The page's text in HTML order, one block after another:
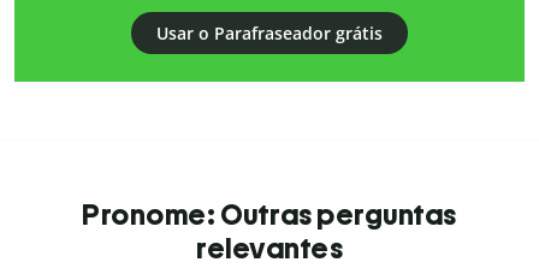
Usar o Parafraseador grátis
Pronome: Outras perguntas
relevantes